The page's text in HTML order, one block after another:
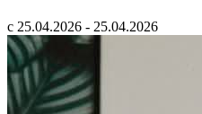
с 25.04.2026 - 25.04.2026